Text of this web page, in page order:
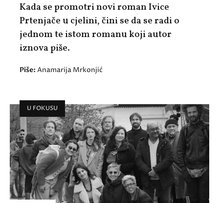
Kada se promotri novi roman Ivice
Prtenjače u cjelini, čini se da se radi o
jednom te istom romanu koji autor
iznova piše.
Piše: Anamarija Mrkonjić
U FOKUSU